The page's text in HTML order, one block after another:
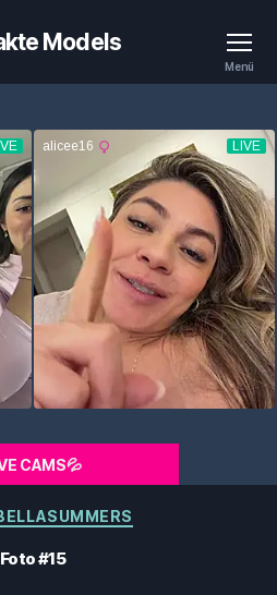
Models
Menü
CAMS💦
Kategorien
Foto #15